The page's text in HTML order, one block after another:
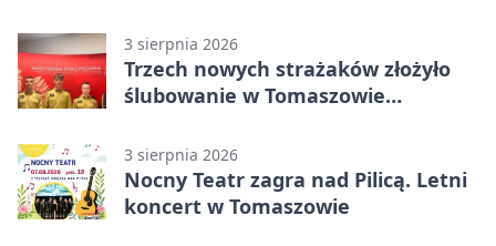
wykonawcy
3 sierpnia 2026
Trzech nowych strażaków złożyło
ślubowanie w Tomaszowie
3 sierpnia 2026
Nocny Teatr zagra nad Pilicą. Letni
koncert w Tomaszowie